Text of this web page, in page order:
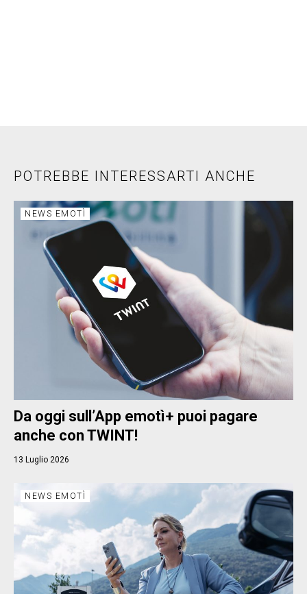
POTREBBE INTERESSARTI ANCHE
NEWS EMOTÌ
Da oggi sull’App emotì+ puoi pagare
anche con TWINT!
13 Luglio 2026
NEWS EMOTÌ